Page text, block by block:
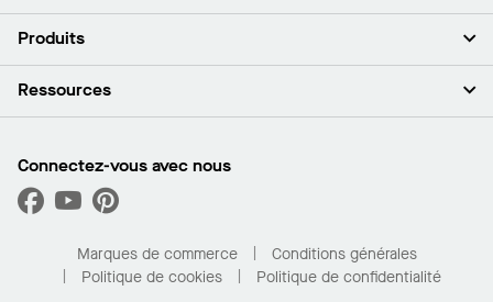
À propos de nous
Espace presse
Quelles sont mes options d’achat?
Produits
Plafonds
Capacités sur mesure
Performance
Ressources
Trouver un distributeur
Trouver un distributeur
Pour la maison
Connectez-vous avec nous
Marques de commerce
Conditions générales
Politique de cookies
Politique de confidentialité